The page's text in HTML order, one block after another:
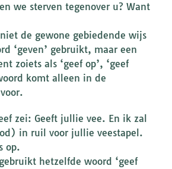
we sterven tegenover u? Want
de gewone gebiedende wijs
‘geven’ gebruikt, maar een
zoiets als ‘geef op’, ‘geef
komt alleen in de
zei: Geeft jullie vee. En ik zal
in ruil voor jullie veestapel.
op.
hetzelfde woord ‘geef